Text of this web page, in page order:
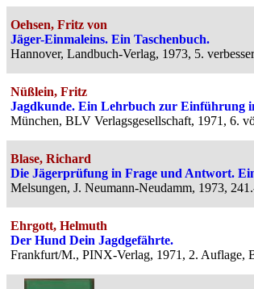
Oehsen, Fritz von
Jäger-Einmaleins. Ein Taschenbuch.
Hannover, Landbuch-Verlag, 1973, 5.
Nüßlein, Fritz
Jagdkunde. Ein Lehrbuch zur Einführung
München, BLV Verlagsgesellschaft, 1971, 6.
Blase, Richard
Die Jägerprüfung in Frage und Antwort.
Melsungen, J. Neumann-Neudamm, 1973,
Ehrgott, Helmuth
Der Hund Dein Jagdgefährte.
Frankfurt/M., PINX-Verlag, 1971, 2. Auflage,